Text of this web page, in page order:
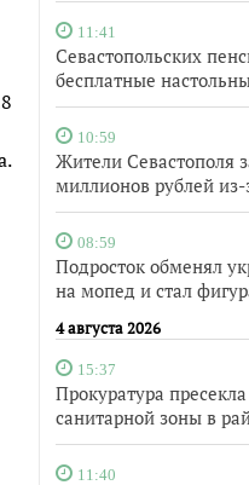
11:41
Севастопольских
бесплатные
10:59
Жители Севастополя
миллионов рублей
08:59
Подросток обменял
на мопед и стал
4 августа 2026
15:37
Прокуратура
санитарной зоны в
11:40